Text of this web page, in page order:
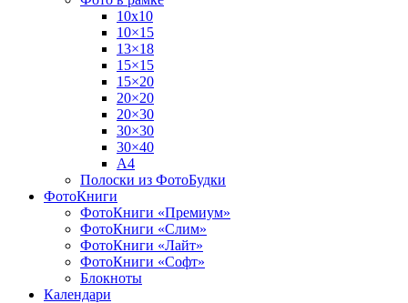
10х10
10×15
13×18
15×15
15×20
20×20
20×30
30×30
30×40
A4
Полоски из ФотоБудки
ФотоКниги
ФотоКниги «Премиум»
ФотоКниги «Слим»
ФотоКниги «Лайт»
ФотоКниги «Софт»
Блокноты
Календари